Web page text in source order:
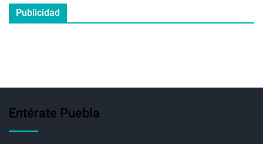
Publicidad
Entérate Puebla